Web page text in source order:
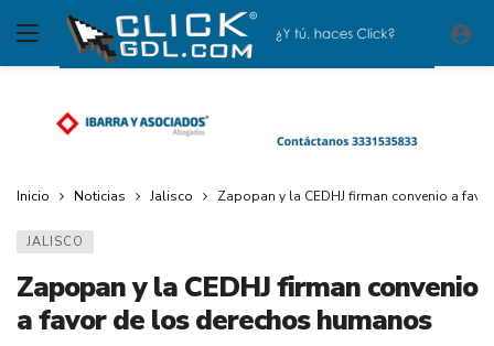
Inicio Noticias Jalisco Zapopan y la CEDHJ firman convenio a
JALISCO
Zapopan y la CEDHJ firman convenio
a favor de los derechos humanos